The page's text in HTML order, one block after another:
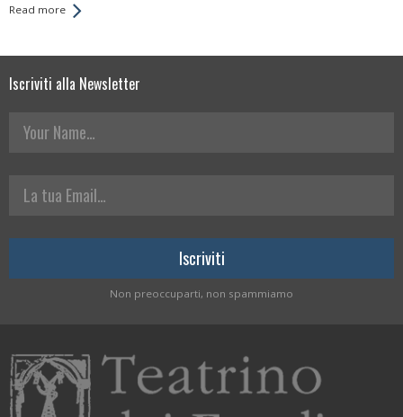
Read more
Iscriviti alla Newsletter
Your Name
La tua Email
Non preoccuparti, non spammiamo